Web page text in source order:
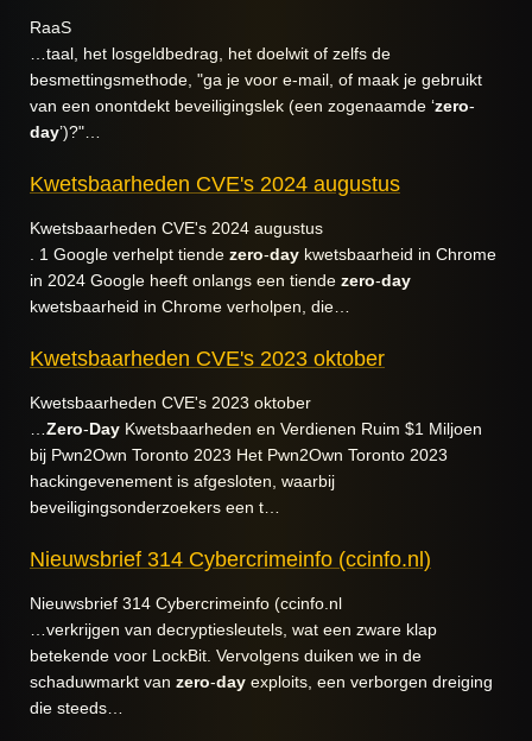
RaaS
…taal, het losgeldbedrag, het doelwit of zelfs de
besmettingsmethode, "ga je voor e-mail, of maak je gebruikt
van een onontdekt beveiligingslek (een zogenaamde ‘zero-
day’)?"…
Kwetsbaarheden CVE's 2024 augustus
Kwetsbaarheden CVE's 2024 augustus
. 1 Google verhelpt tiende zero-day kwetsbaarheid in Chrome
in 2024 Google heeft onlangs een tiende zero-day
kwetsbaarheid in Chrome verholpen, die…
Kwetsbaarheden CVE's 2023 oktober
Kwetsbaarheden CVE's 2023 oktober
Zero-Day Kwetsbaarheden en Verdienen Ruim $1 Miljoen
bij Pwn2Own Toronto 2023 Het Pwn2Own Toronto 2023
hackingevenement is afgesloten, waarbij
beveiligingsonderzoekers een t…
Nieuwsbrief 314 Cybercrimeinfo (ccinfo.nl)
Nieuwsbrief 314 Cybercrimeinfo (ccinfo.nl
…verkrijgen van decryptiesleutels, wat een zware klap
betekende voor LockBit. Vervolgens duiken we in de
schaduwmarkt van zero-day exploits, een verborgen dreiging
die steeds…